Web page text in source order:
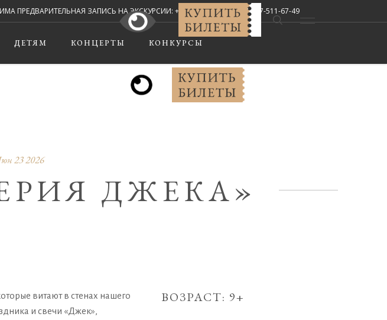
ПРЕДВАРИТЕЛЬНАЯ ЗАПИСЬ НА ЭКСКУРСИИ: +7 (8442) 67-33-02, +7-927-511-67-49
Мы в соцсетях:
ДЕТЯМ КОНЦЕРТЫ КОНКУРСЫ
23 2026
ДЖЕКА»
витают в стенах нашего
и свечи «Джек»,
ВОЗРАСТ: 9+